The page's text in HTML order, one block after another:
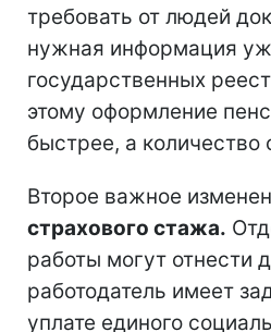
требовать от людей
нужная информация
государственных
этому оформление
быстрее, а
Второе важное
страхового стажа.
работы могут отнести
работодатель имеет
уплате единого